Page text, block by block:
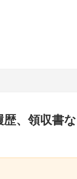
、領収書